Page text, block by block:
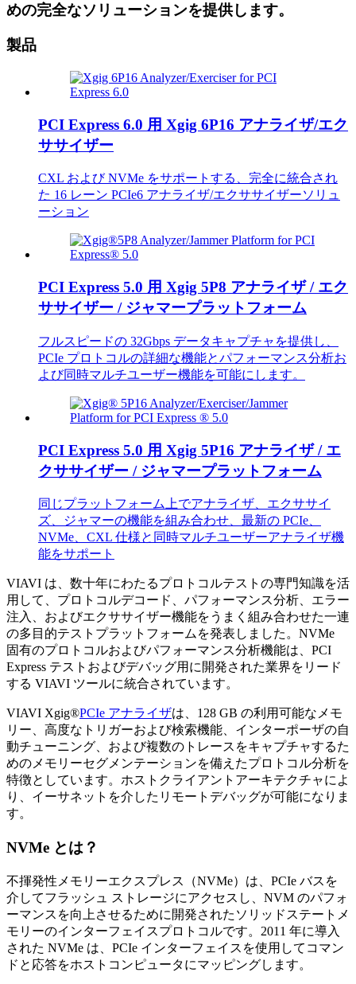
めの完全なソリューションを提供します。
製品
PCI Express 6.0 用 Xgig 6P16 アナライザ/エク
ササイザー
CXL および NVMe をサポートする、完全に統合され
た 16 レーン PCIe6 アナライザ/エクササイザーソリュ
ーション
PCI Express 5.0 用 Xgig 5P8 アナライザ / エク
ササイザー / ジャマープラットフォーム
フルスピードの 32Gbps データキャプチャを提供し、
PCIe プロトコルの詳細な機能とパフォーマンス分析お
よび同時マルチユーザー機能を可能にします。
PCI Express 5.0 用 Xgig 5P16 アナライザ / エ
クササイザー / ジャマープラットフォーム
同じプラットフォーム上でアナライザ、エクササイ
ズ、ジャマーの機能を組み合わせ、最新の PCIe、
NVMe、CXL 仕様と同時マルチユーザーアナライザ機
能をサポート
VIAVI は、数十年にわたるプロトコルテストの専門知識を活
用して、プロトコルデコード、パフォーマンス分析、エラー
注入、およびエクササイザー機能をうまく組み合わせた一連
の多目的テストプラットフォームを発表しました。NVMe
固有のプロトコルおよびパフォーマンス分析機能は、PCI
Express テストおよびデバッグ用に開発された業界をリード
する VIAVI ツールに統合されています。
VIAVI Xgig®PCIe アナライザは、128 GB の利用可能なメモ
リー、高度なトリガーおよび検索機能、インターポーザの自
動チューニング、および複数のトレースをキャプチャするた
めのメモリーセグメンテーションを備えたプロトコル分析を
特徴としています。ホストクライアントアーキテクチャによ
り、イーサネットを介したリモートデバッグが可能になりま
す。
NVMe とは？
不揮発性メモリーエクスプレス（NVMe）は、PCIe バスを
介してフラッシュ ストレージにアクセスし、NVM のパフォ
ーマンスを向上させるために開発されたソリッドステートメ
モリーのインターフェイスプロトコルです。2011 年に導入
された NVMe は、PCIe インターフェイスを使用してコマン
ドと応答をホストコンピュータにマッピングします。